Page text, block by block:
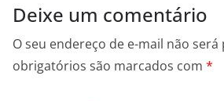
Deixe um comentário
O seu endereço de e-mail não será
obrigatórios são marcados com *